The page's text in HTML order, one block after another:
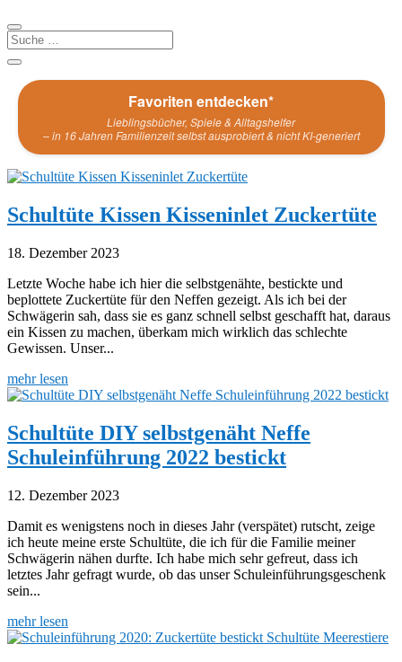
Favoriten entdecken*
Lieblingsbücher, Spiele & Alltagshelfer
– in 16 Jahren Familienzeit selbst ausprobiert & nicht KI-generiert
Schultüte Kissen Kisseninlet Zuckertüte
18. Dezember 2023
Letzte Woche habe ich hier die selbstgenähte, bestickte und
beplottete Zuckertüte für den Neffen gezeigt. Als ich bei der
Schwägerin sah, dass sie es ganz schnell selbst geschafft hat, daraus
ein Kissen zu machen, überkam mich wirklich das schlechte
Gewissen. Unser...
mehr lesen
Schultüte DIY selbstgenäht Neffe
Schuleinführung 2022 bestickt
12. Dezember 2023
Damit es wenigstens noch in dieses Jahr (verspätet) rutscht, zeige
ich heute meine erste Schultüte, die ich für die Familie meiner
Schwägerin nähen durfte. Ich habe mich sehr gefreut, dass ich
letztes Jahr gefragt wurde, ob das unser Schuleinführungsgeschenk
sein...
mehr lesen